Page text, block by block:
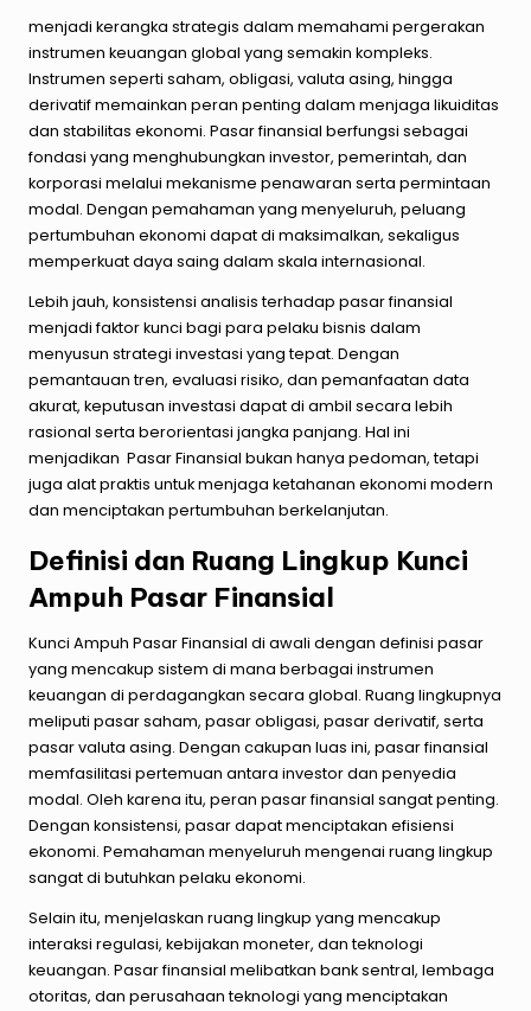
menjadi kerangka strategis dalam memahami pergerakan
instrumen keuangan global yang semakin kompleks.
Instrumen seperti saham, obligasi, valuta asing, hingga
derivatif memainkan peran penting dalam menjaga likuiditas
dan stabilitas ekonomi. Pasar finansial berfungsi sebagai
fondasi yang menghubungkan investor, pemerintah, dan
korporasi melalui mekanisme penawaran serta permintaan
modal. Dengan pemahaman yang menyeluruh, peluang
pertumbuhan ekonomi dapat di maksimalkan, sekaligus
memperkuat daya saing dalam skala internasional.
Lebih jauh, konsistensi analisis terhadap pasar finansial
menjadi faktor kunci bagi para pelaku bisnis dalam
menyusun strategi investasi yang tepat. Dengan
pemantauan tren, evaluasi risiko, dan pemanfaatan data
akurat, keputusan investasi dapat di ambil secara lebih
rasional serta berorientasi jangka panjang. Hal ini
menjadikan Pasar Finansial bukan hanya pedoman, tetapi
juga alat praktis untuk menjaga ketahanan ekonomi modern
dan menciptakan pertumbuhan berkelanjutan.
Definisi dan Ruang Lingkup Kunci
Ampuh Pasar Finansial
Kunci Ampuh Pasar Finansial di awali dengan definisi pasar
yang mencakup sistem di mana berbagai instrumen
keuangan di perdagangkan secara global. Ruang lingkupnya
meliputi pasar saham, pasar obligasi, pasar derivatif, serta
pasar valuta asing. Dengan cakupan luas ini, pasar finansial
memfasilitasi pertemuan antara investor dan penyedia
modal. Oleh karena itu, peran pasar finansial sangat penting.
Dengan konsistensi, pasar dapat menciptakan efisiensi
ekonomi. Pemahaman menyeluruh mengenai ruang lingkup
sangat di butuhkan pelaku ekonomi.
Selain itu, menjelaskan ruang lingkup yang mencakup
interaksi regulasi, kebijakan moneter, dan teknologi
keuangan. Pasar finansial melibatkan bank sentral, lembaga
otoritas, dan perusahaan teknologi yang menciptakan